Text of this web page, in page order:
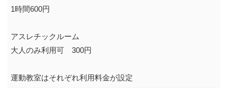
1時間600円
アスレチックルーム
大人のみ利用可 300円
運動教室はそれぞれ利用料金が設定